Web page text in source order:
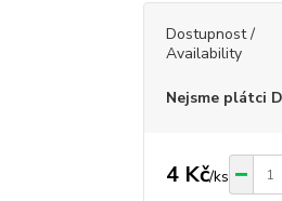
Dostupnost /
Availability
Nejsme plátci
4 Kč/ks